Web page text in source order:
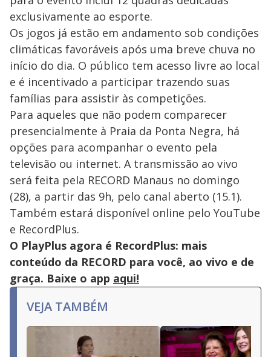
exclusivamente ao esporte.
Os jogos já estão em andamento sob condições
climáticas favoráveis após uma breve chuva no
início do dia. O público tem acesso livre ao local
e é incentivado a participar trazendo suas
famílias para assistir às competições.
Para aqueles que não podem comparecer
presencialmente à Praia da Ponta Negra, há
opções para acompanhar o evento pela
televisão ou internet. A transmissão ao vivo
será feita pela RECORD Manaus no domingo
(28), a partir das 9h, pelo canal aberto (15.1).
Também estará disponível online pelo YouTube
e RecordPlus.
O PlayPlus agora é RecordPlus: mais
conteúdo da RECORD para você, ao vivo e de
graça. Baixe o app aqui!
VEJA TAMBÉM